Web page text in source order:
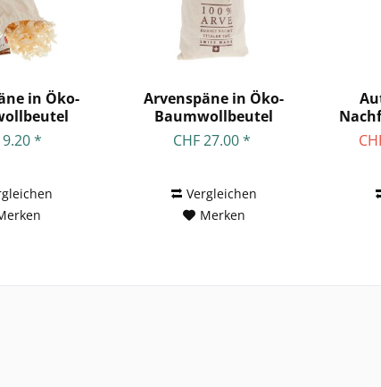
in Öko-
35g
9.20 *
Arvenspäne in Öko-
Baumwollbeutel
Aromalife 200g
CHF 27.00 *
Vergleichen
Merken